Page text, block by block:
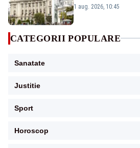
masterat și doctorat
1 aug. 2026, 10:45
CATEGORII POPULARE
Sanatate
Justitie
Sport
Horoscop